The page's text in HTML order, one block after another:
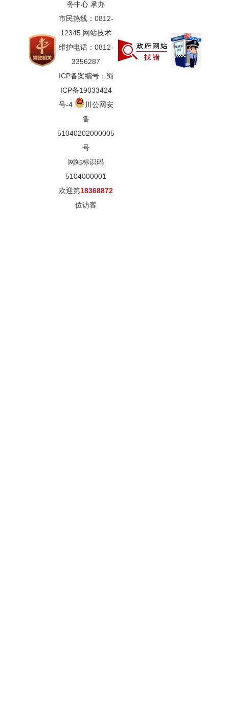
务中心 承办
市民热线：0812-
12345 网站技术
维护电话：0812-
3356287
ICP备案编号：蜀
ICP备19033424
号-4
川公网安
备
51040202000005
号
网站标识码
5104000001
欢迎第18368872
位访客